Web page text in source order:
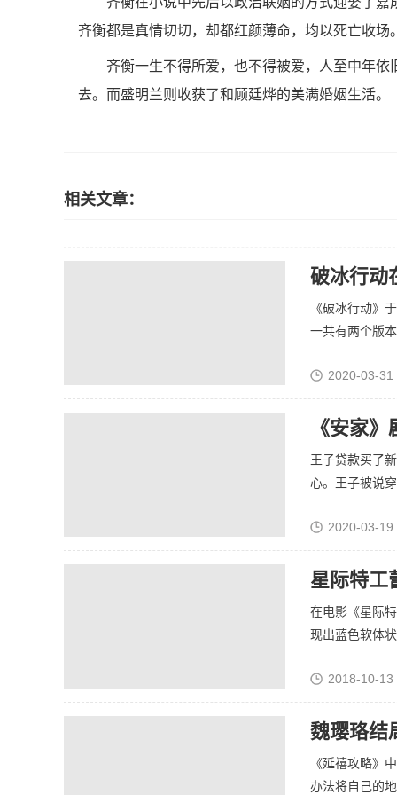
齐衡都是真情切切，却都红颜薄命，均以死亡收场
齐衡一生不得所爱，也不得被爱，人至中年
去。而盛明兰则收获了和顾廷烨的美满婚姻生活。
相关文章：
破冰行动
《破冰行动》
一共有两个版
2020-03-31
《安家
王子贷款买了
心。王子被说
2020-03-19
星际特工
在电影《星际
现出蓝色软体
2018-10-13
魏璎珞结
《延禧攻略》
办法将自己的